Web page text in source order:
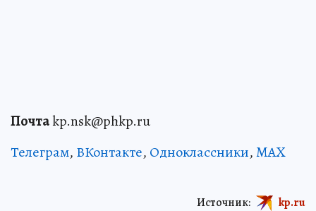
Почтаkp.nsk@phkp.ru
Телеграм, ВКонтакте, Одноклассники,MAX
Источник: kp.ru